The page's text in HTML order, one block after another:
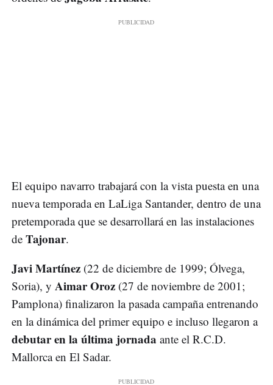
El equipo navarro trabajará con la vista puesta en una
nueva temporada en LaLiga Santander, dentro de una
pretemporada que se desarrollará en las instalaciones
de Tajonar.
Javi Martínez (22 de diciembre de 1999; Ólvega,
Soria), y Aimar Oroz (27 de noviembre de 2001;
Pamplona) finalizaron la pasada campaña entrenando
en la dinámica del primer equipo e incluso llegaron a
debutar en la última jornada ante el R.C.D.
Mallorca en El Sadar.